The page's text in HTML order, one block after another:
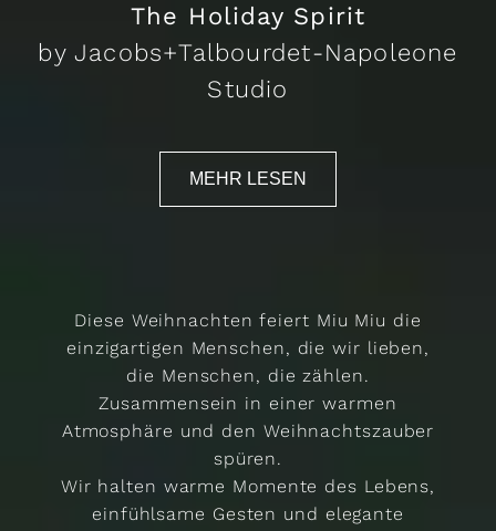
The Holiday Spirit
by Jacobs+Talbourdet-Napoleone
Studio
MEHR LESEN
Diese Weihnachten feiert Miu Miu die
einzigartigen Menschen, die wir lieben,
die Menschen, die zählen.
Zusammensein in einer warmen
Atmosphäre und den Weihnachtszauber
spüren.
Wir halten warme Momente des Lebens,
einfühlsame Gesten und elegante